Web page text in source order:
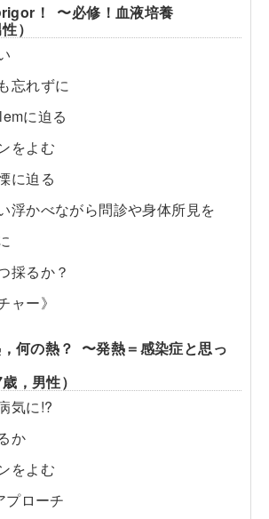
！ 〜必修！血液培養
）
忘れずに
に迫る
をよむ
に迫る
浮かべながら問診や身体所見を
採るか？
ャー》
何の熱？ 〜発熱＝感染症と思っ
，男性）
気に!?
か
をよむ
プローチ